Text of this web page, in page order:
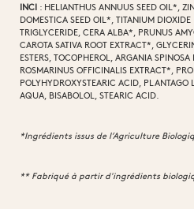
INCI : HELIANTHUS ANNUUS SEED OIL*,
DOMESTICA SEED OIL*, TITANIUM
TRIGLYCERIDE, CERA ALBA*, PRUNUS
CAROTA SATIVA ROOT EXTRACT*,
ESTERS, TOCOPHEROL, ARGANIA
ROSMARINUS OFFICINALIS EXTRACT*,
POLYHYDROXYSTEARIC ACID, PLANTAGO
AQUA, BISABOLOL, STEARIC ACID.
*Ingrédients issus de l’Agriculture
** Fabriqué à partir d'ingrédients